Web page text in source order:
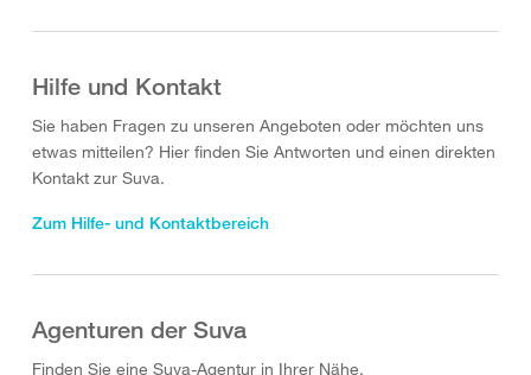
Hilfe und Kontakt
Sie haben Fragen zu unseren Angeboten oder möchten uns
etwas mitteilen? Hier finden Sie Antworten und einen direkten
Kontakt zur Suva.
Zum Hilfe- und Kontaktbereich
Agenturen der Suva
Finden Sie eine Suva-Agentur in Ihrer Nähe.